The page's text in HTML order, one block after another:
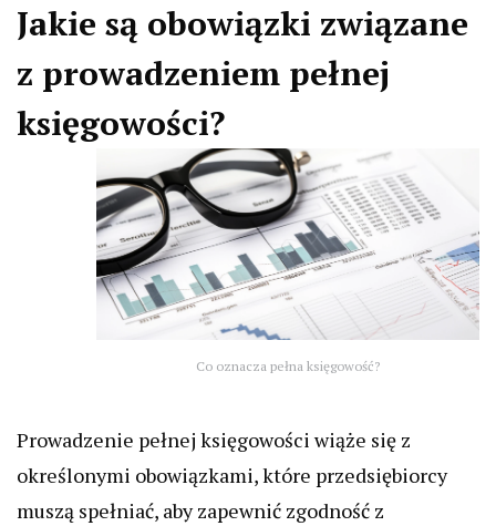
Jakie są obowiązki związane
z prowadzeniem pełnej
księgowości?
Co oznacza pełna księgowość?
Prowadzenie pełnej księgowości wiąże się z
określonymi obowiązkami, które przedsiębiorcy
muszą spełniać, aby zapewnić zgodność z